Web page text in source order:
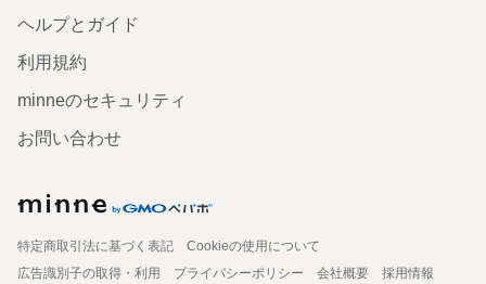
ヘルプとガイド
利用規約
minneのセキュリティ
お問い合わせ
特定商取引法に基づく表記
Cookieの使用について
広告識別子の取得・利用
プライバシーポリシー 会社概要
採用情報